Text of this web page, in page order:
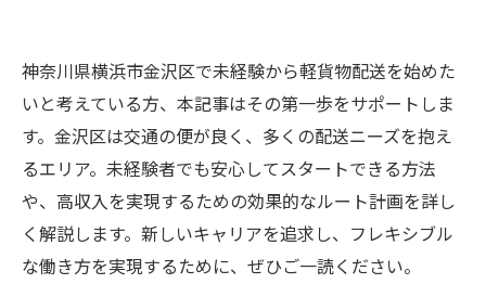
神奈川県横浜市金沢区で未経験から軽貨物配送を始めた
いと考えている方、本記事はその第一歩をサポートしま
す。金沢区は交通の便が良く、多くの配送ニーズを抱え
るエリア。未経験者でも安心してスタートできる方法
や、高収入を実現するための効果的なルート計画を詳し
く解説します。新しいキャリアを追求し、フレキシブル
な働き方を実現するために、ぜひご一読ください。